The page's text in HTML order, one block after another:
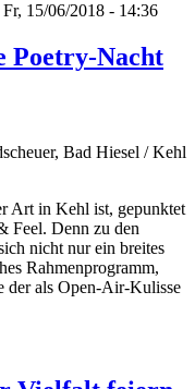
Fr, 15/06/2018 - 14:36
Poetry-Nacht
Bad Hiesel / Kehl
Art in Kehl ist, gepunktet
Feel. Denn zu den
nicht nur ein breites
Rahmenprogramm,
der als Open-Air-Kulisse